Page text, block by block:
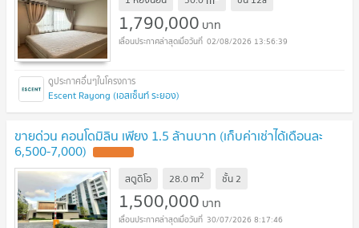
1,790,000 บาท
02/08/2026 13:56:39
Escent Rayong (เอสเซ็นท์ ระยอง)
ขายด่วน คอนโดมิลิน เพียง 1.5 ล้านบาท (เก็บค่าเช่าได้เดือนละ
6,500-7,000)
สตูดิโอ 28.0 m2 ชั้น2
1,500,000 บาท
30/07/2026 8:17:46